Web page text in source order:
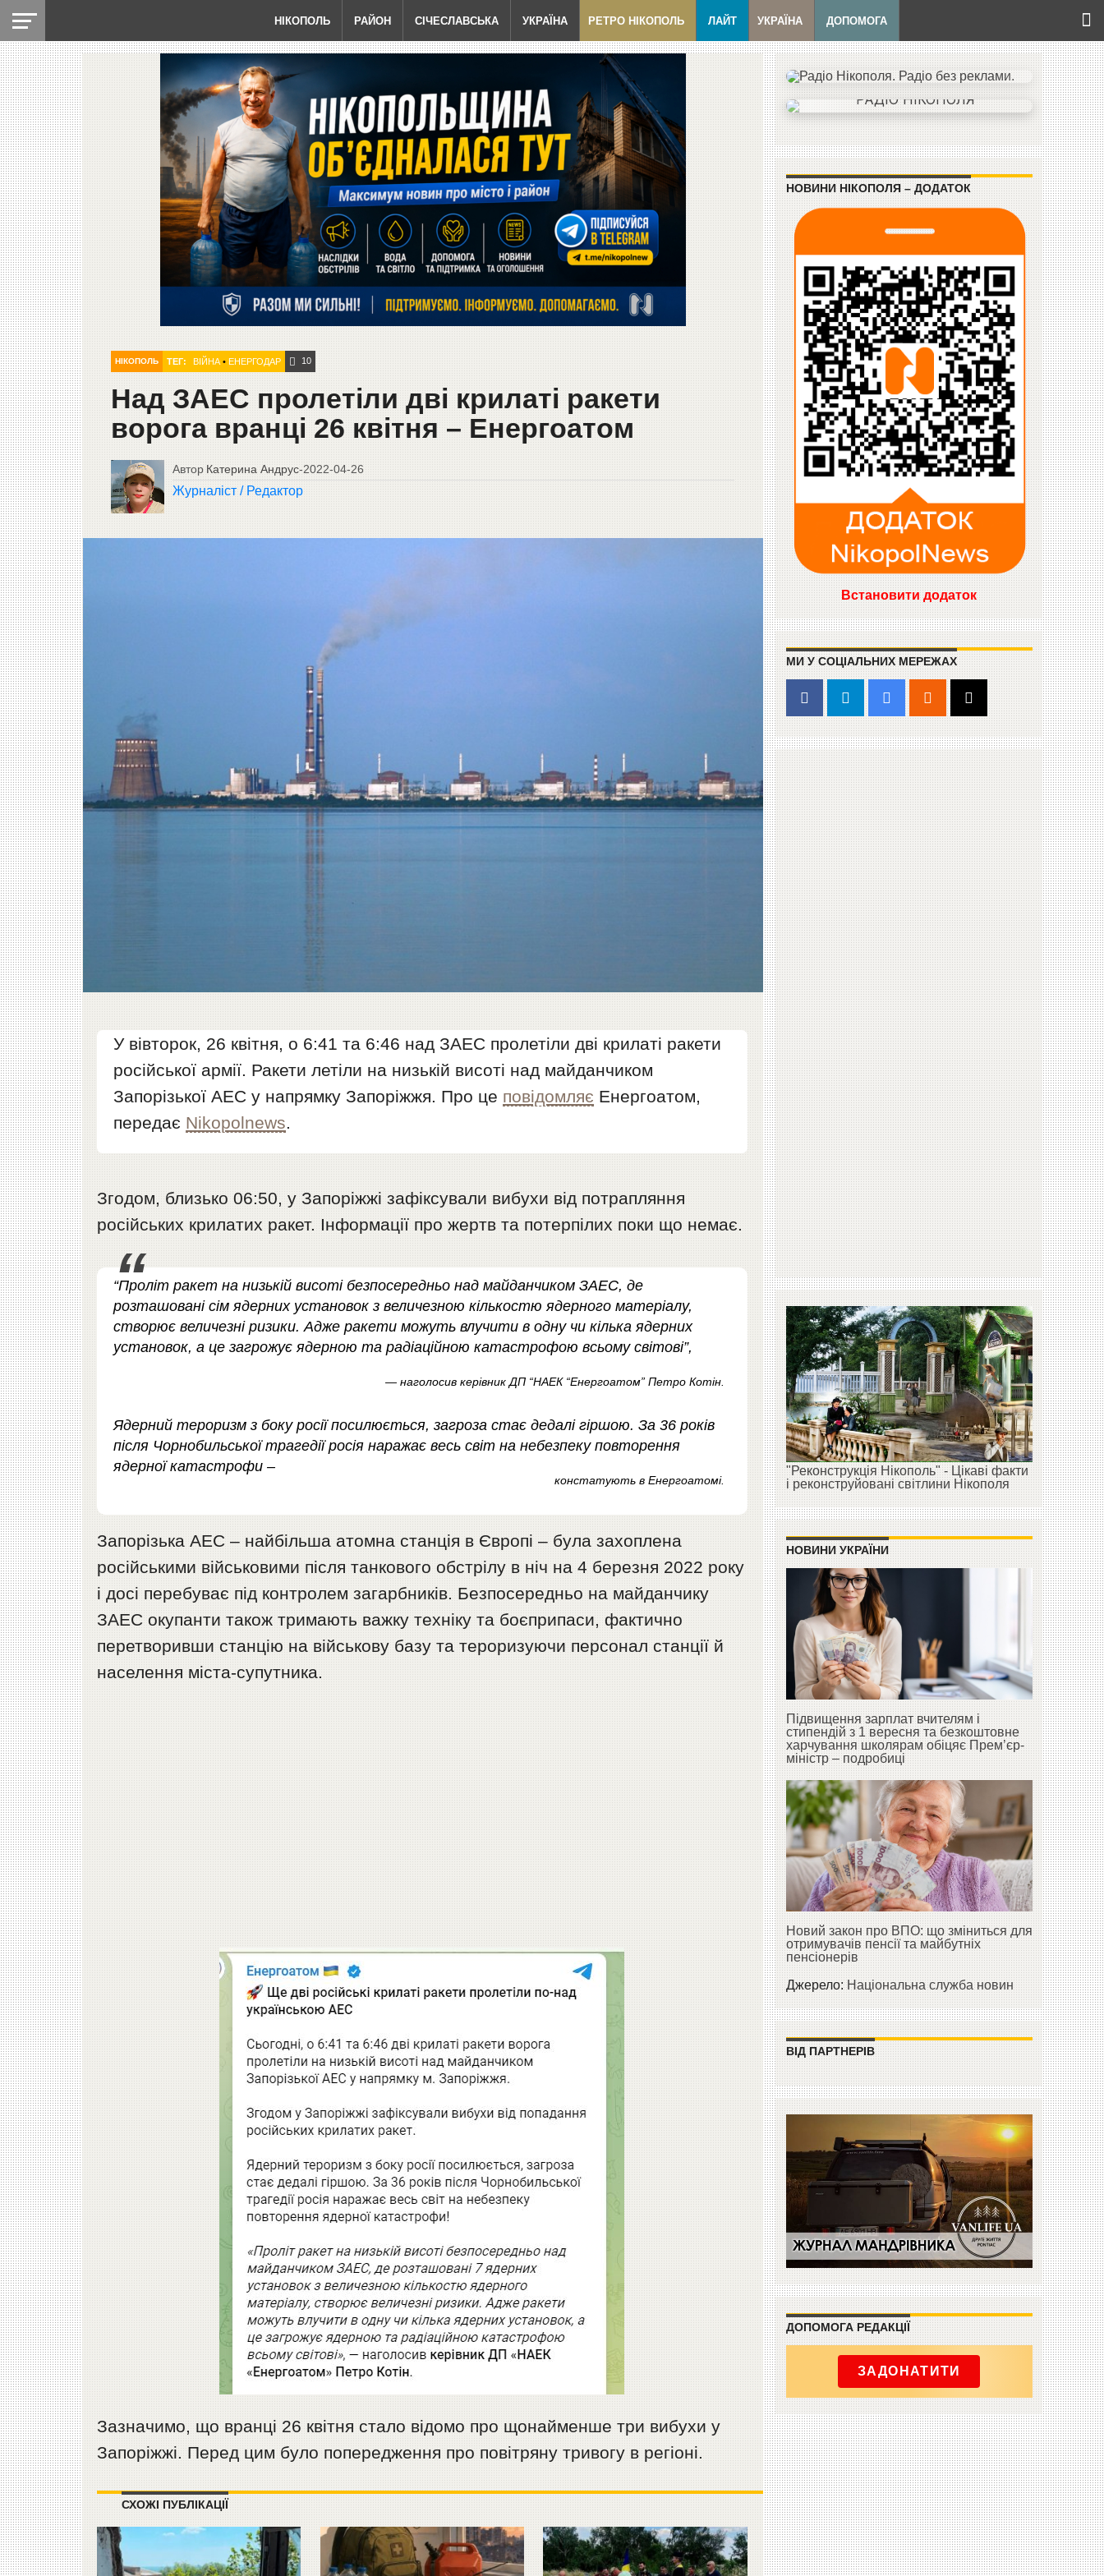
НІКОПОЛЬ РАЙОН СІЧЕСЛАВСЬКА УКРАЇНА РЕТРО НІКОПОЛЬ ЛАЙТ УКРАЇНА ДОПОМОГА
НІКОПОЛЬ ТЕГ: ВІЙНА• ЕНЕРГОДАР 10
Над ЗАЕС пролетіли дві крилаті ракети
ворога вранці 26 квітня – Енергоатом
Автор Катерина Андрус-2022-04-26
Журналіст / Редактор
У вівторок, 26 квітня, о 6:41 та 6:46 над ЗАЕС пролетіли дві крилаті ракети
російської армії. Ракети летіли на низькій висоті над майданчиком
Запорізької АЕС у напрямку Запоріжжя. Про це повідомляє Енергоатом,
передає Nikopolnews.
Згодом, близько 06:50, у Запоріжжі зафіксували вибухи від потрапляння
російських крилатих ракет. Інформації про жертв та потерпілих поки що немає.
“Проліт ракет на низькій висоті безпосередньо над майданчиком ЗАЕС, де
розташовані сім ядерних установок з величезною кількостю ядерного матеріалу,
створює величезні ризики. Адже ракети можуть влучити в одну чи кілька ядерних
установок, а це загрожує ядерною та радіаційною катастрофою всьому світові”,
— наголосив керівник ДП “НАЕК “Енергоатом” Петро Котін.
Ядерний тероризм з боку росії посилюється, загроза стає дедалі гіршою. За 36 років
після Чорнобильської трагедії росія наражає весь світ на небезпеку повторення
ядерної катастрофи –
констатують в Енергоатомі.
Запорізька АЕС – найбільша атомна станція в Європі – була захоплена
російськими військовими після танкового обстрілу в ніч на 4 березня 2022 року
і досі перебуває під контролем загарбників. Безпосередньо на майданчику
ЗАЕС окупанти також тримають важку техніку та боєприпаси, фактично
перетворивши станцію на військову базу та тероризуючи персонал станції й
населення міста-супутника.
Зазначимо, що вранці 26 квітня стало відомо про щонайменше три вибухи у
Запоріжжі. Перед цим було попередження про повітряну тривогу в регіоні.
СХОЖІ ПУБЛІКАЦІЇ
НОВИНИ НІКОПОЛЯ – ДОДАТОК
Встановити додаток
МИ У СОЦІАЛЬНИХ МЕРЕЖАХ
"Реконструкція Нікополь" - Цікаві факти
і реконструйовані світлини Нікополя
НОВИНИ УКРАЇНИ
Підвищення зарплат вчителям і
стипендій з 1 вересня та безкоштовне
харчування школярам обіцяє Прем’єр-
міністр – подробиці
Новий закон про ВПО: що зміниться для
отримувачів пенсії та майбутніх
пенсіонерів
Джерело:Національна служба новин
ВІД ПАРТНЕРІВ
ДОПОМОГА РЕДАКЦІЇ
ЗАДОНАТИТИ